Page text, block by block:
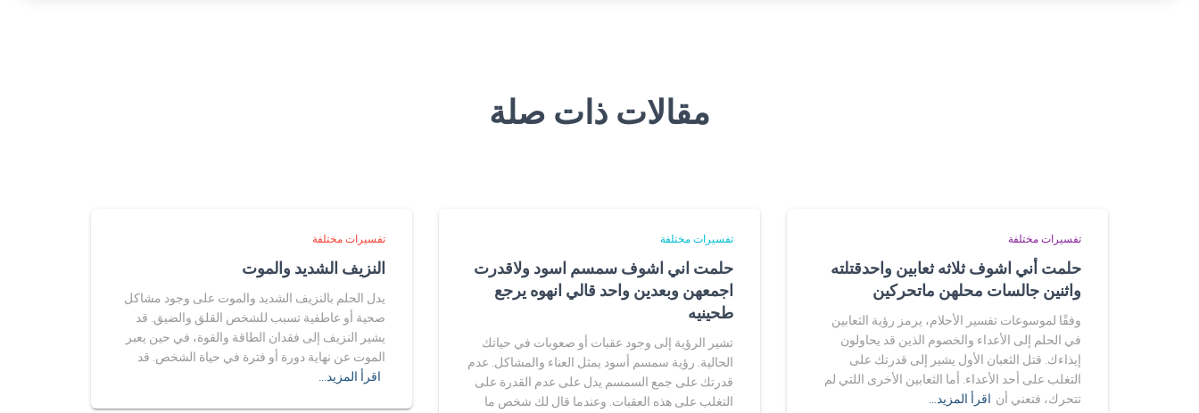
مقالات ذات صلة
تفسيرات مختلفة
حلمت أني اشوف ثلاثه ثعابين واحدقتلته
واثنين جالسات محلهن ماتحركين
وفقًا لموسوعات تفسير الأحلام، يرمز رؤية الثعابين
في الحلم إلى الأعداء والخصوم الذين قد يحاولون
إيذاءك. قتل الثعبان الأول يشير إلى قدرتك على
التغلب على أحد الأعداء. أما الثعابين الأخرى اللتي لم
تتحرك، فتعني أن اقرأ المزيد…
تفسيرات مختلفة
حلمت اني اشوف سمسم اسود ولاقدرت
اجمعهن وبعدين واحد قالي انهوه يرجع
طحينيه
تشير الرؤية إلى وجود عقبات أو صعوبات في حياتك
الحالية. رؤية سمسم أسود يمثل العناء والمشاكل. عدم
قدرتك على جمع السمسم يدل على عدم القدرة على
التغلب على هذه العقبات. وعندما قال لك شخص ما
تفسيرات مختلفة
النزيف الشديد والموت
يدل الحلم بالنزيف الشديد والموت على وجود مشاكل
صحية أو عاطفية تسبب للشخص القلق والضيق. قد
يشير النزيف إلى فقدان الطاقة والقوة، في حين يعبر
الموت عن نهاية دورة أو فترة في حياة الشخص. قد
اقرأ المزيد…